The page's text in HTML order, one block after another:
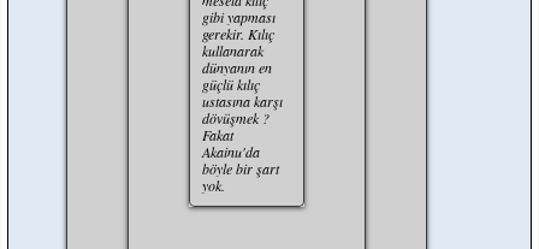
gibi yapması
gerekir. Kılıç
kullanarak
dünyanın en
güçlü kılıç
ustasına karşı
dövüşmek ?
Fakat
Akainu'da
böyle bir şart
yok.